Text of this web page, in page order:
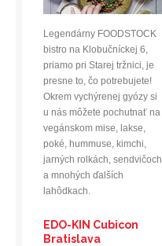
Legendárny FOODSTOCK
bistro na Klobučníckej 6,
priamo pri Starej tržnici, je
presne to, čo potrebujete!
Okrem vychýrenej gyózy si
u nás môžete pochutnať na
vegánskom mise, lakse,
poké, hummuse, kimchi,
jarných rolkách, sendvičoch
a mnohých ďalších
lahôdkach.
EDO-KIN Cubicon
Bratislava